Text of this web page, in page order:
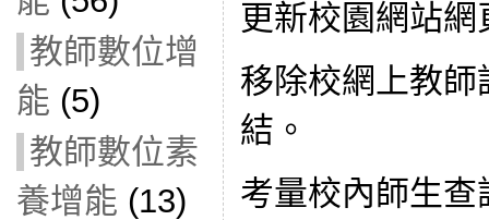
教師數位增
能 (5)
教師數位素
養增能 (13)
更新校園網站
移除校網上教
結。
考量校內師生